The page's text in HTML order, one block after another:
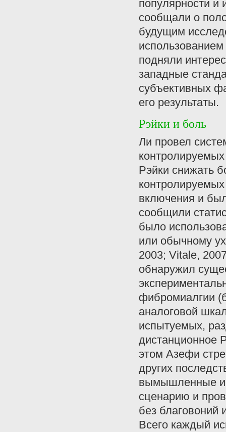
популярности и
сообщали о
будущим
подняли
западные
субъективных
его результаты.
Рэйки и боль
Ли провел
Рэйки снижать
включения и
сообщили
было
или обычному
2003; Vitale,
обнаружил
фибромиалгии
аналоговой
испытуемых,
дистанционное
этом Азефи
других
вымышленные
сценарию и
без благовоний
Всего каждый